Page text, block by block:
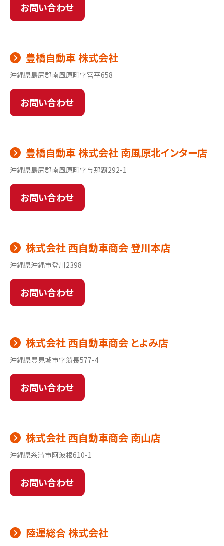
お問い合わせ
豊橋自動車 株式会社
沖縄県島尻郡南風原町字宮平658
お問い合わせ
豊橋自動車 株式会社 南風原北インター店
沖縄県島尻郡南風原町字与那覇292-1
お問い合わせ
株式会社 西自動車商会 登川本店
沖縄県沖縄市登川2398
お問い合わせ
株式会社 西自動車商会 とよみ店
沖縄県豊見城市字翁長577-4
お問い合わせ
株式会社 西自動車商会 南山店
沖縄県糸満市阿波根610-1
お問い合わせ
陸運総合 株式会社